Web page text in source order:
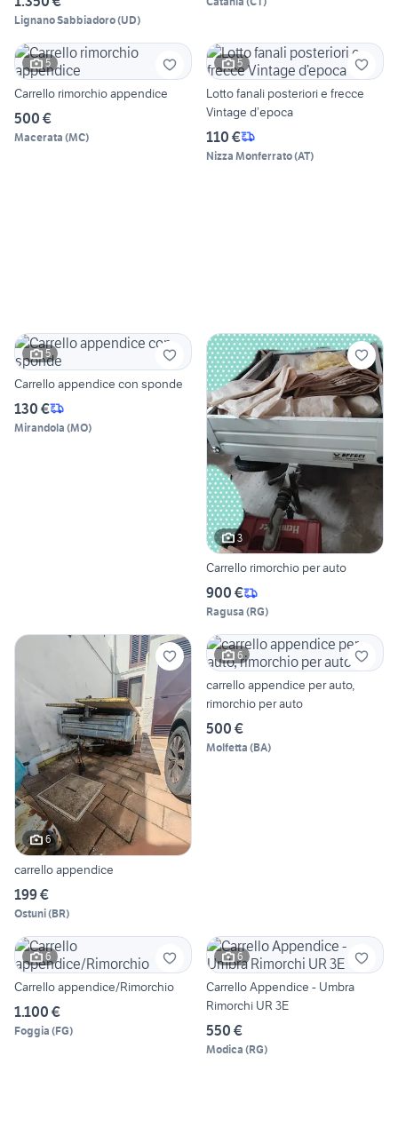
Lignano Sabbiadoro(UD)
5
Carrello rimorchio appendice
500 €
Macerata (MC)
5
Lotto fanali posteriori e frecce
Vintage d’epoca
110 €
Nizza Monferrato(AT)
5
Carrello appendice con sponde
130 €
Mirandola (MO)
3
Carrello rimorchio per auto
900 €
Ragusa (RG)
6
carrello appendice
199 €
Ostuni(BR)
6
carrello appendice per auto,
rimorchio per auto
500 €
Molfetta (BA)
6
Carrello appendice/Rimorchio
1.100 €
Foggia (FG)
6
Carrello Appendice - Umbra
Rimorchi UR 3E
550 €
Modica (RG)